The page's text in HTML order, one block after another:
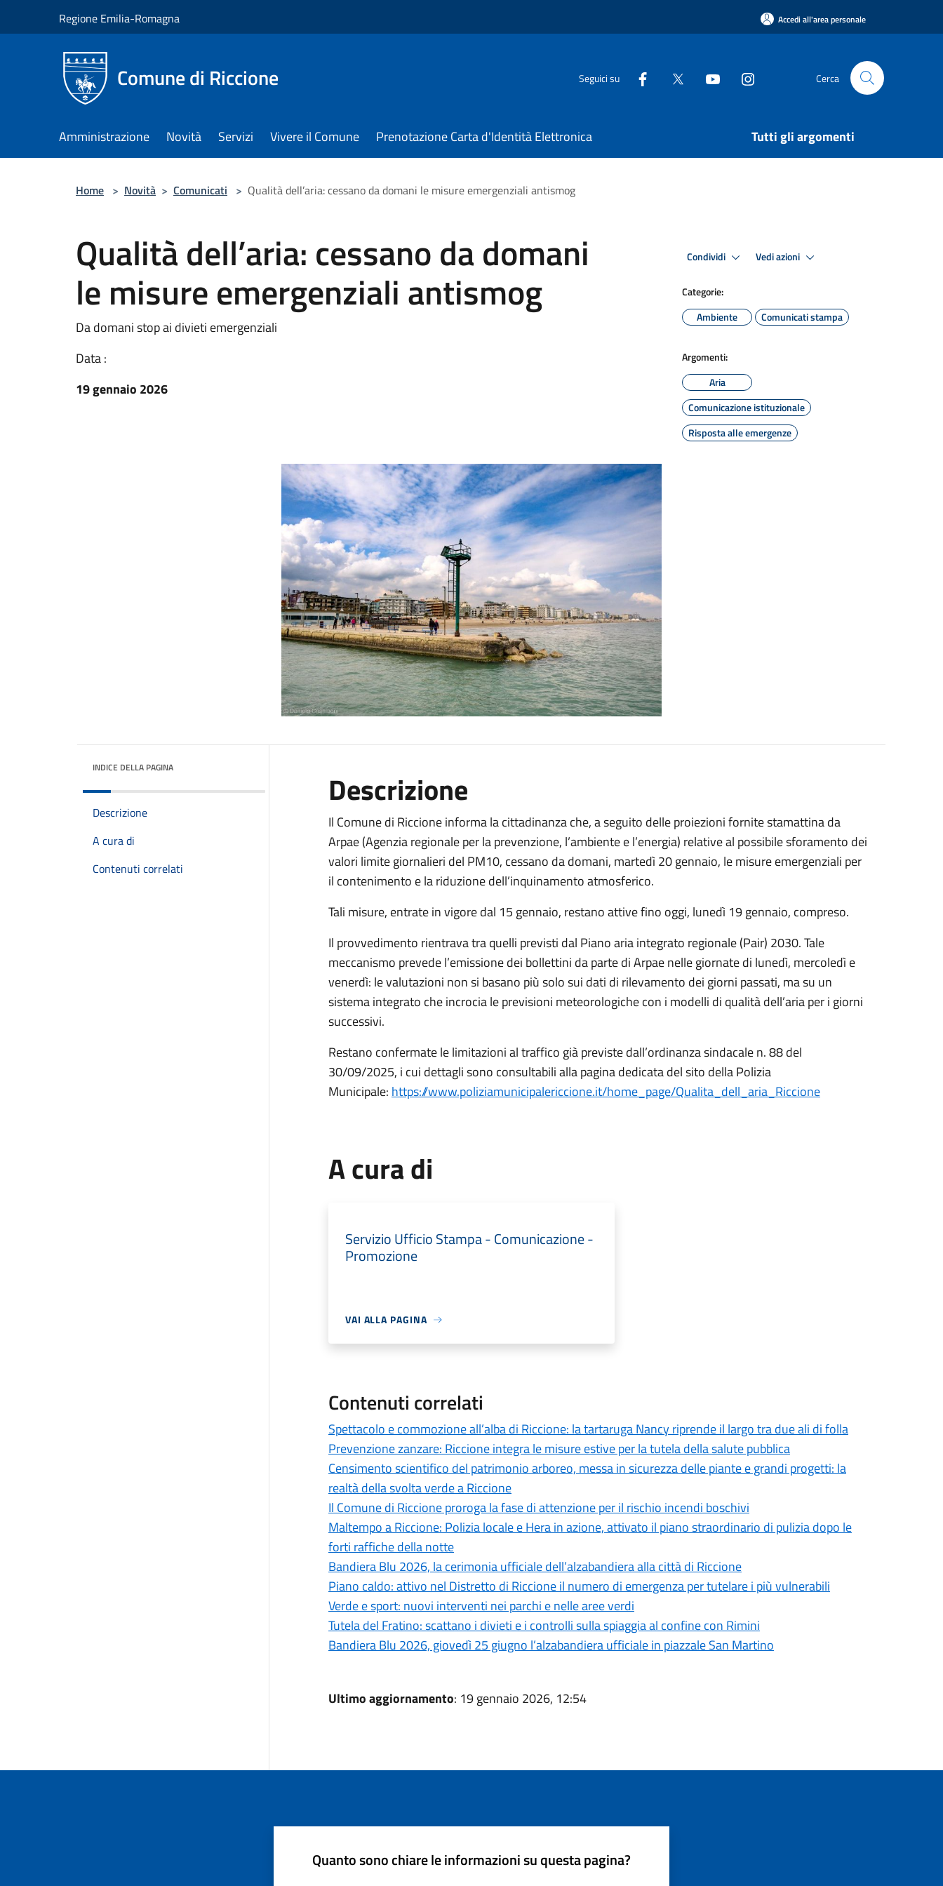
Regione Emilia-Romagna Accedi all'area personale
Comune di Riccione Seguici su Cerca
Amministrazione Novità Servizi Vivere il Comune Prenotazione Carta d'Identità Elettronica Tutti gli argomenti
Home > Novità > Comunicati > Qualità dell’aria: cessano da domani le misure emergenziali antismog
Qualità dell’aria: cessano da domani
le misure emergenziali antismog
Da domani stop ai divieti emergenziali
Data :
19 gennaio 2026
Condividi Vedi azioni
Categorie:
Ambiente
Comunicati stampa
Argomenti:
Aria
Comunicazione istituzionale
Risposta alle emergenze
INDICE DELLA PAGINA
Descrizione
A cura di
Contenuti correlati
Descrizione
Il Comune di Riccione informa la cittadinanza che, a seguito delle proiezioni fornite stamattina da
Arpae (Agenzia regionale per la prevenzione, l’ambiente e l’energia) relative al possibile sforamento dei
valori limite giornalieri del PM10, cessano da domani, martedì 20 gennaio, le misure emergenziali per
il contenimento e la riduzione dell’inquinamento atmosferico.
Tali misure, entrate in vigore dal 15 gennaio, restano attive fino oggi, lunedì 19 gennaio, compreso.
Il provvedimento rientrava tra quelli previsti dal Piano aria integrato regionale (Pair) 2030. Tale
meccanismo prevede l’emissione dei bollettini da parte di Arpae nelle giornate di lunedì, mercoledì e
venerdì: le valutazioni non si basano più solo sui dati di rilevamento dei giorni passati, ma su un
sistema integrato che incrocia le previsioni meteorologiche con i modelli di qualità dell’aria per i giorni
successivi.
Restano confermate le limitazioni al traffico già previste dall’ordinanza sindacale n. 88 del
30/09/2025, i cui dettagli sono consultabili alla pagina dedicata del sito della Polizia
Municipale: https://www.poliziamunicipalericcione.it/home_page/Qualita_dell_aria_Riccione
A cura di
Servizio Ufficio Stampa - Comunicazione -
Promozione
VAI ALLA PAGINA
Contenuti correlati
Spettacolo e commozione all’alba di Riccione: la tartaruga Nancy riprende il largo tra due ali di folla
Prevenzione zanzare: Riccione integra le misure estive per la tutela della salute pubblica
Censimento scientifico del patrimonio arboreo, messa in sicurezza delle piante e grandi progetti: la
realtà della svolta verde a Riccione
Il Comune di Riccione proroga la fase di attenzione per il rischio incendi boschivi
Maltempo a Riccione: Polizia locale e Hera in azione, attivato il piano straordinario di pulizia dopo le
forti raffiche della notte
Bandiera Blu 2026, la cerimonia ufficiale dell’alzabandiera alla città di Riccione
Piano caldo: attivo nel Distretto di Riccione il numero di emergenza per tutelare i più vulnerabili
Verde e sport: nuovi interventi nei parchi e nelle aree verdi
Tutela del Fratino: scattano i divieti e i controlli sulla spiaggia al confine con Rimini
Bandiera Blu 2026, giovedì 25 giugno l’alzabandiera ufficiale in piazzale San Martino
Ultimo aggiornamento: 19 gennaio 2026, 12:54
Quanto sono chiare le informazioni su questa pagina?